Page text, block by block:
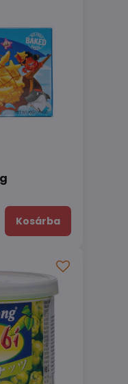
Kosárba